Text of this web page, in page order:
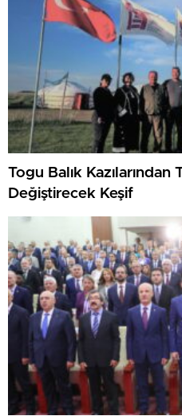
Togu Balık Kazılarından
Değiştirecek Keşif